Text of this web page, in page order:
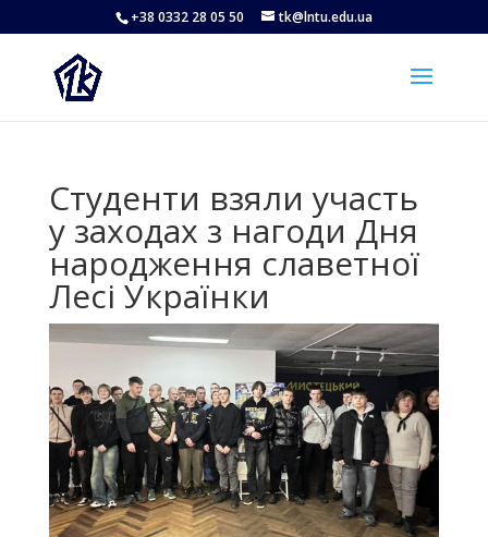
+38 0332 28 05 50 tk@lntu.edu.ua
Студенти взяли участь
у заходах з нагоди Дня
народження славетної
Лесі Українки